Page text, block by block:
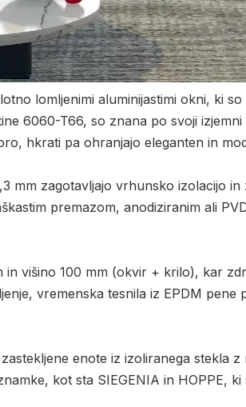
lomljenimi aluminijastimi okni, ki
6060-T66, so znana po svoji
hkrati pa ohranjajo eleganten in
mm zagotavljajo vrhunsko izolacijo
premazom, anodiziranim ali
višino 100 mm (okvir + krilo), kar
vremenska tesnila iz EPDM pene
enote iz izoliranega stekla
kot sta SIEGENIA in HOPPE,